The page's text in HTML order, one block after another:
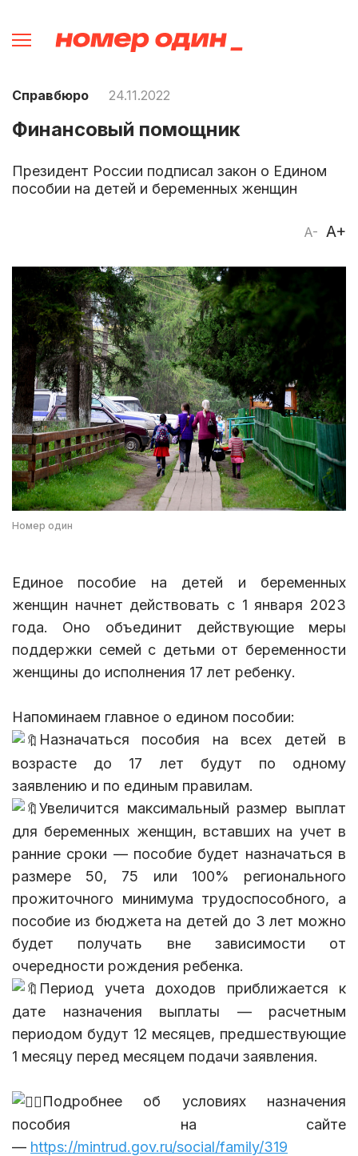
Справбюро 24.11.2022
Финансовый помощник
Президент России подписал закон о Едином
пособии на детей и беременных женщин
A- A+
Номер один
Единое пособие на детей и беременных
женщин начнет действовать с 1 января 2023
года. Оно объединит действующие меры
поддержки семей с детьми от беременности
женщины до исполнения 17 лет ребенку.
Напоминаем главное о едином пособии:
Назначаться пособия на всех детей в
возрасте до 17 лет будут по одному
заявлению и по единым правилам.
Увеличится максимальный размер выплат
для беременных женщин, вставших на учет в
ранние сроки — пособие будет назначаться в
размере 50, 75 или 100% регионального
прожиточного минимума трудоспособного, а
пособие из бюджета на детей до 3 лет можно
будет получать вне зависимости от
очередности рождения ребенка.
Период учета доходов приближается к
дате назначения выплаты — расчетным
периодом будут 12 месяцев, предшествующие
1 месяцу перед месяцем подачи заявления.
Подробнее об условиях назначения
пособия на сайте
— https://mintrud.gov.ru/social/family/319